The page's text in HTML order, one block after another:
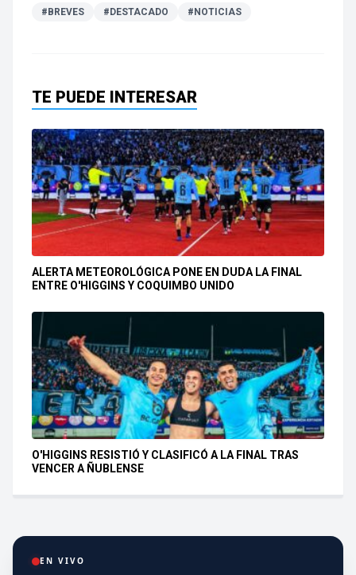
#BREVES
#DESTACADO #NOTICIAS
TE PUEDE INTERESAR
ALERTA METEOROLÓGICA PONE EN DUDA LA FINAL
ENTRE O'HIGGINS Y COQUIMBO UNIDO
O'HIGGINS RESISTIÓ Y CLASIFICÓ A LA FINAL TRAS
VENCER A ÑUBLENSE
EN VIVO